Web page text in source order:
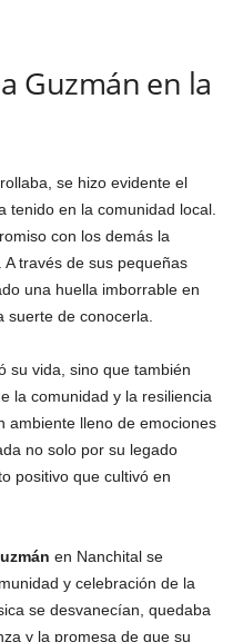
Guzmán en la
se hizo evidente el
tenido en la comunidad local.
con los demás la
través de sus pequeñas
una huella imborrable en
suerte de conocerla.
su vida, sino que también
la comunidad y la resiliencia
ambiente lleno de emociones
no solo por su legado
positivo que cultivó en
en Nanchital se
y celebración de la
se desvanecían, quedaba
y la promesa de que su